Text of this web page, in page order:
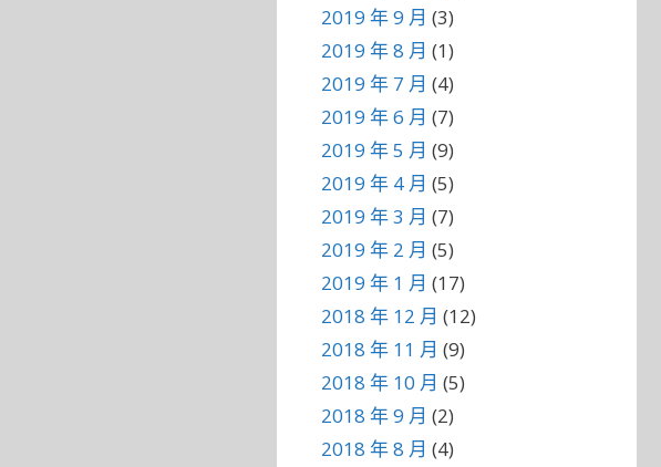
2019 年 9 月 (3)
2019 年 8 月 (1)
2019 年 7 月 (4)
2019 年 6 月 (7)
2019 年 5 月 (9)
2019 年 4 月 (5)
2019 年 3 月 (7)
2019 年 2 月 (5)
2019 年 1 月 (17)
2018 年 12 月 (12)
2018 年 11 月 (9)
2018 年 10 月 (5)
2018 年 9 月 (2)
2018 年 8 月 (4)